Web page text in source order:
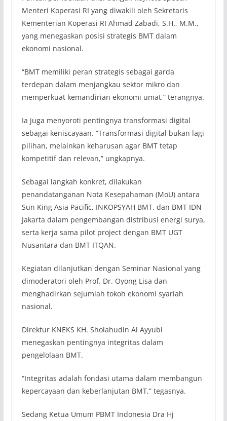
Menteri Koperasi RI yang diwakili oleh Sekretaris
Kementerian Koperasi RI Ahmad Zabadi, S.H., M.M.,
yang menegaskan posisi strategis BMT dalam
ekonomi nasional.
“BMT memiliki peran strategis sebagai garda
terdepan dalam menjangkau sektor mikro dan
memperkuat kemandirian ekonomi umat,” terangnya.
Ia juga menyoroti pentingnya transformasi digital
sebagai keniscayaan. “Transformasi digital bukan lagi
pilihan, melainkan keharusan agar BMT tetap
kompetitif dan relevan,” ungkapnya.
Sebagai langkah konkret, dilakukan
penandatanganan Nota Kesepahaman (MoU) antara
Sun King Asia Pacific, INKOPSYAH BMT, dan BMT IDN
Jakarta dalam pengembangan distribusi energi surya,
serta kerja sama pilot project dengan BMT UGT
Nusantara dan BMT ITQAN.
Kegiatan dilanjutkan dengan Seminar Nasional yang
dimoderatori oleh Prof. Dr. Oyong Lisa dan
menghadirkan sejumlah tokoh ekonomi syariah
nasional.
Direktur KNEKS KH. Sholahudin Al Ayyubi
menegaskan pentingnya integritas dalam
pengelolaan BMT.
“Integritas adalah fondasi utama dalam membangun
kepercayaan dan keberlanjutan BMT,” tegasnya.
Sedang Ketua Umum PBMT Indonesia Dra Hj